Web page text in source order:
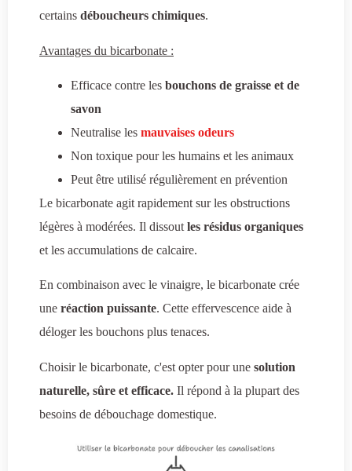
certains déboucheurs chimiques.
Avantages du bicarbonate :
Efficace contre les bouchons de graisse et de
savon
Neutralise les mauvaises odeurs
Non toxique pour les humains et les animaux
Peut être utilisé régulièrement en prévention
Le bicarbonate agit rapidement sur les obstructions
légères à modérées. Il dissout les résidus organiques
et les accumulations de calcaire.
En combinaison avec le vinaigre, le bicarbonate crée
une réaction puissante. Cette effervescence aide à
déloger les bouchons plus tenaces.
Choisir le bicarbonate, c'est opter pour une solution
naturelle, sûre et efficace. Il répond à la plupart des
besoins de débouchage domestique.